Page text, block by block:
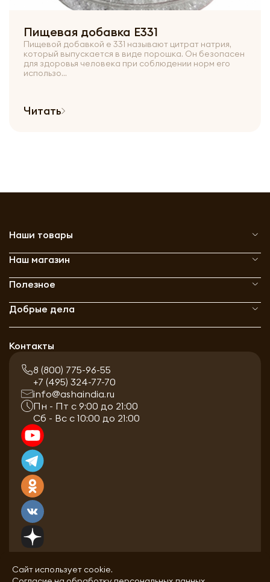
Пищевая добавка Е331
Пищевой добавкой е 331 называют цитрат натрия,
который выпускается в виде порошка. Он безопасен
для здоровья человека при соблюдении норм его
использо...
Читать
Наши товары
Наш магазин
Полезное
Добрые дела
Контакты
8 (800) 775-96-55
+7 (495) 324-77-70
info@ashaindia.ru
Пн - Пт с 9:00 до 21:00
Сб - Вс с 10:00 до 21:00
Сайт использует cookie.